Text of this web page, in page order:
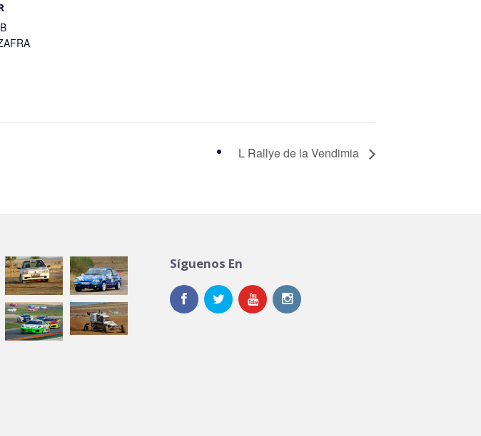
L Rallye de la Vendimia
Síguenos En